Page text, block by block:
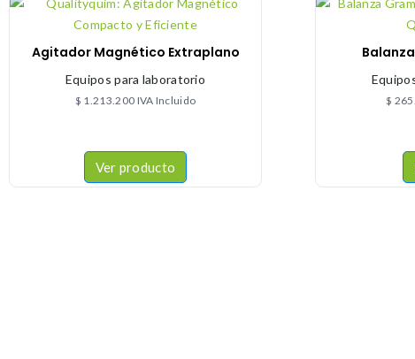
Agitador Magnético Extraplano
Equipos para laboratorio
$ 1.213.200 IVA Incluido
Ver producto
$